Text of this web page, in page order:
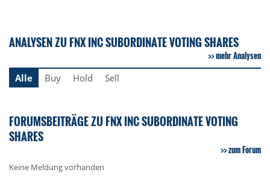
ANALYSEN ZU FNX INC SUBORDINATE VOTING SHARES
mehr Analysen
Alle
Buy Hold Sell
FORUMSBEITRÄGE ZU FNX INC SUBORDINATE VOTING
SHARES
zum Forum
Keine Meldung vorhanden